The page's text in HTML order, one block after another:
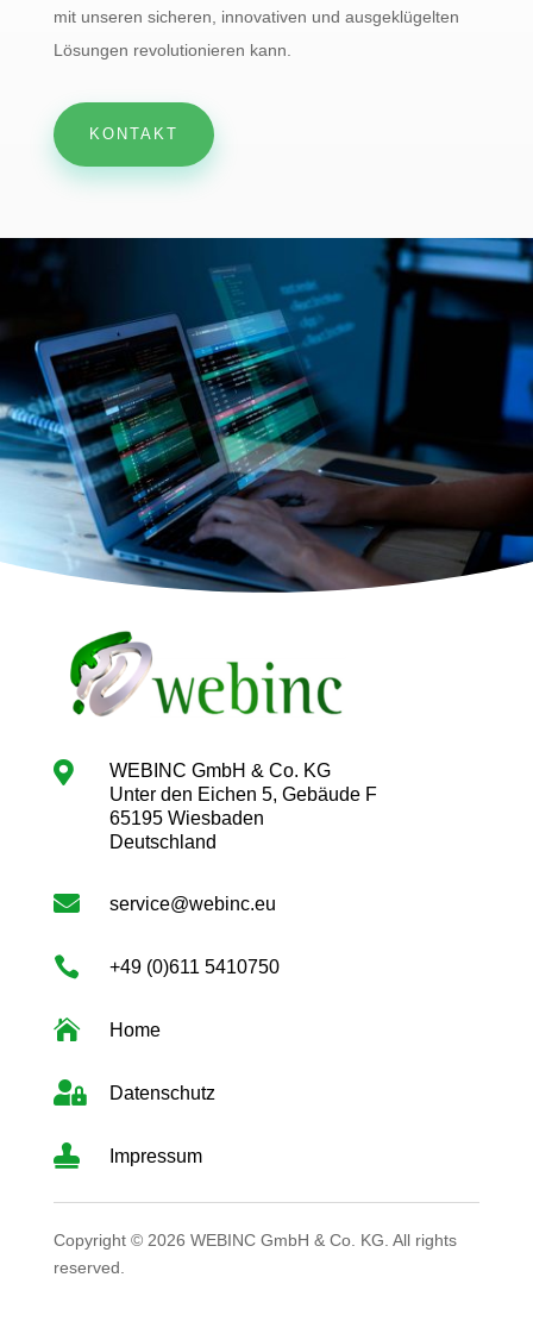
mit unseren sicheren, innovativen und ausgeklügelten
Lösungen revolutionieren kann.
KONTAKT

WEBINC GmbH & Co. KG
Unter den Eichen 5, Gebäude F
65195 Wiesbaden
Deutschland
 service@webinc.eu
 +49 (0)611 5410750
 Home
 Datenschutz
 Impressum
Copyright © 2026 WEBINC GmbH & Co. KG. All rights
reserved.